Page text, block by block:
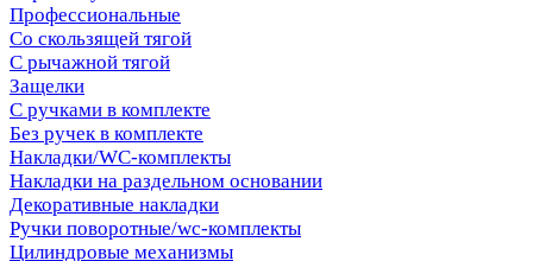
Профессиональные
Со скользящей тягой
С рычажной тягой
Защелки
С ручками в комплекте
Без ручек в комплекте
Накладки/WC-комплекты
Накладки на раздельном основании
Декоративные накладки
Ручки поворотные/wc-комплекты
Цилиндровые механизмы